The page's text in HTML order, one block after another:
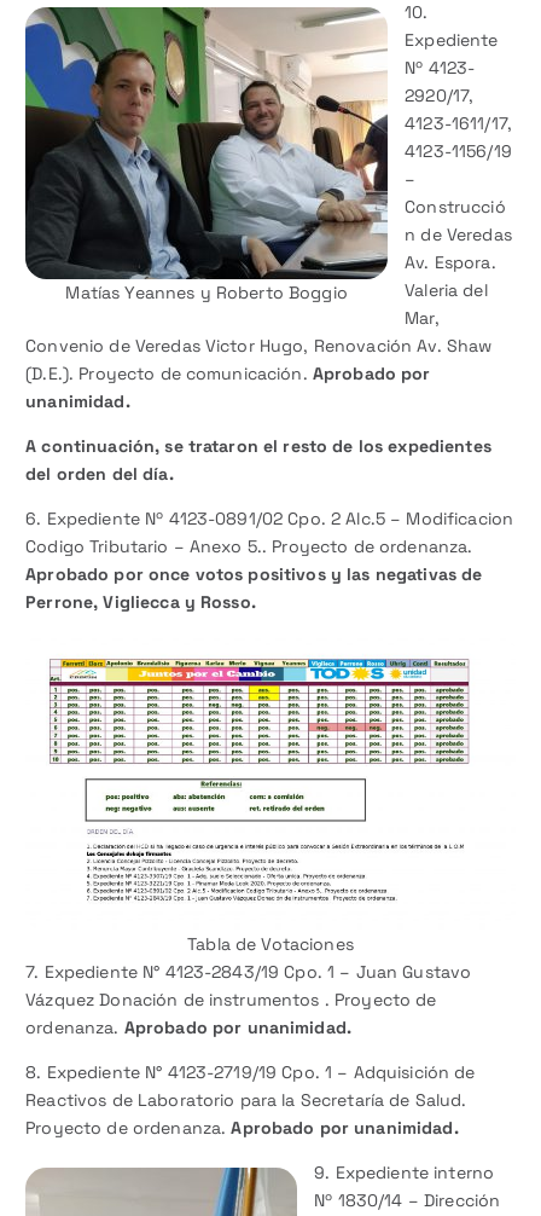
Matías Yeannes y Roberto Boggio
10.
Expediente
Nº 4123-
2920/17,
4123-1611/17,
4123-1156/19
–
Construcció
n de Veredas
Av. Espora.
Valeria del
Mar,
Convenio de Veredas Victor Hugo, Renovación Av. Shaw
(D.E.). Proyecto de comunicación. Aprobado por
unanimidad.
A continuación, se trataron el resto de los expedientes
del orden del día.
6. Expediente Nº 4123-0891/02 Cpo. 2 Alc.5 – Modificacion
Codigo Tributario – Anexo 5.. Proyecto de ordenanza.
Aprobado por once votos positivos y las negativas de
Perrone, Vigliecca y Rosso.
Tabla de Votaciones
7. Expediente N° 4123-2843/19 Cpo. 1 – Juan Gustavo
Vázquez Donación de instrumentos . Proyecto de
ordenanza. Aprobado por unanimidad.
8. Expediente N° 4123-2719/19 Cpo. 1 – Adquisición de
Reactivos de Laboratorio para la Secretaría de Salud.
Proyecto de ordenanza.Aprobado por unanimidad.
9. Expediente interno
Nº 1830/14 – Dirección